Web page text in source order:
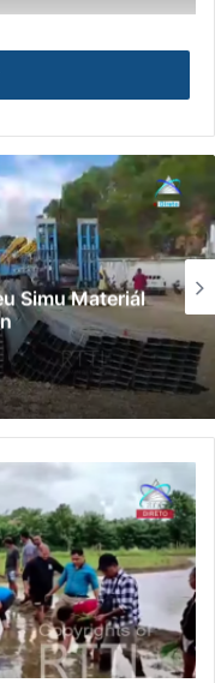
Simu Materiál